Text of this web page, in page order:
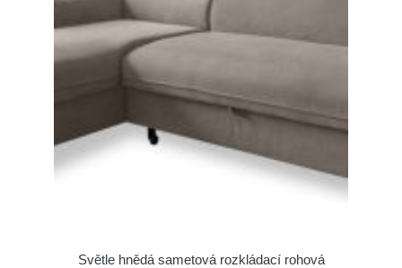
Světle hnědá sametová rozkládací rohová